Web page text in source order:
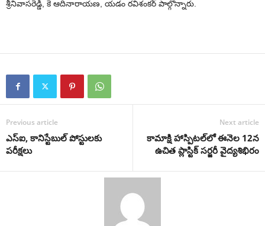
శ్రీ‌నివాస‌రెడ్డి, కె ఆదినారాయ‌ణ‌, య‌డం ర‌విశంక‌ర్ పాల్గొన్నారు.
Previous article
ఎస్ఐ, కానిస్టేబుల్ పోస్టులకు
పరీక్షలు
Next article
కామాక్షి హాస్పిట‌ల్‌లో ఈనెల 12న
ఉచిత ప్లాస్టిక్ స‌ర్జ‌రీ వైద్య‌శిభిరం